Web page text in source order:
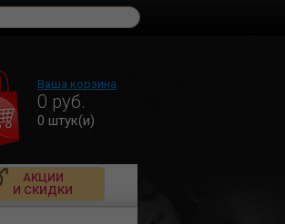
Ваша корзина
0 руб.
0 штук(и)
АКЦИИ
И СКИДКИ